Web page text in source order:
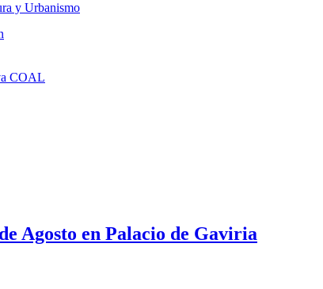
y Urbanismo
COAL
Agosto en Palacio de Gaviria